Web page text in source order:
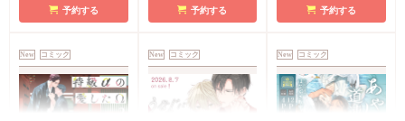
となの公式同人誌
償特典・『柴崎さんの
アクリルカードキーホ
ルダー 封入特典・描
き下ろし撮り合いっこ
チェキランダム2枚(全
予約する
コミコミ特典「麗
人」表紙ラフ8P小冊
予約する 予約する
New コミック New コミック New コミック